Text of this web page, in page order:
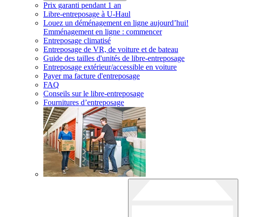
Prix garanti pendant 1 an
Libre-entreposage à U-Haul
Louez un déménagement en ligne aujourd’hui!
Emménagement en ligne : commencer
Entreposage climatisé
Entreposage de VR, de voiture et de bateau
Guide des tailles d'unités de libre-entreposage
Entreposage extérieur/accessible en voiture
Payer ma facture d'entreposage
FAQ
Conseils sur le libre-entreposage
Fournitures d’entreposage